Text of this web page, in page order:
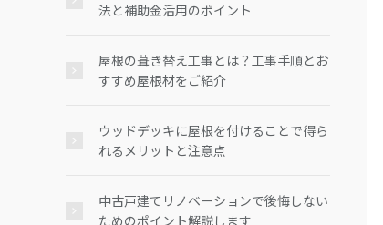
法と補助金活用のポイント
屋根の葺き替え工事とは？工事手順とお
すすめ屋根材をご紹介
ウッドデッキに屋根を付けることで得ら
れるメリットと注意点
中古戸建てリノベーションで後悔しない
ためのポイント解説します